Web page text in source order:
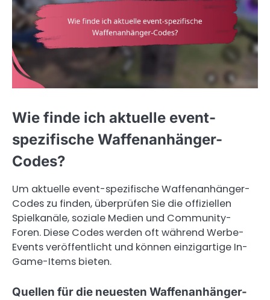
Wie finde ich aktuelle event-
spezifische Waffenanhänger-
Codes?
Um aktuelle event-spezifische Waffenanhänger-
Codes zu finden, überprüfen Sie die offiziellen
Spielkanäle, soziale Medien und Community-
Foren. Diese Codes werden oft während Werbe-
Events veröffentlicht und können einzigartige In-
Game-Items bieten.
Quellen für die neuesten Waffenanhänger-